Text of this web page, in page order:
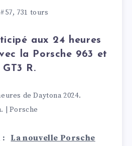
731 tours
aux 24 heures
la Porsche 963 et
R.
de Daytona 2024.
| Porsche
:
La nouvelle Porsche